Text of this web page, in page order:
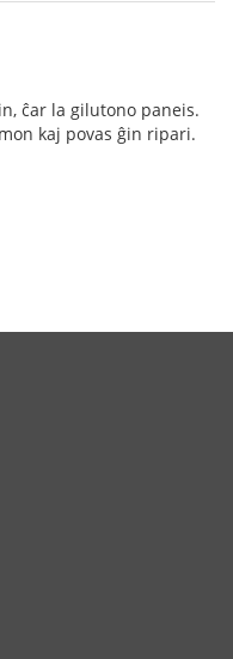
ĉar la gilutono paneis.
kaj povas ĝin ripari.